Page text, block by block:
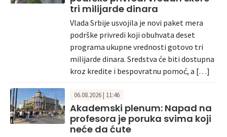
tri milijarde dinara
Vlada Srbije usvojila je novi paket mera
podrške privredi koji obuhvata deset
programa ukupne vrednosti gotovo tri
milijarde dinara. Sredstva će biti dostupna
kroz kredite i bespovratnu pomoć, a […]
06.08.2026 | 11:46
Akademski plenum: Napad na
profesora je poruka svima koji
neće da ćute